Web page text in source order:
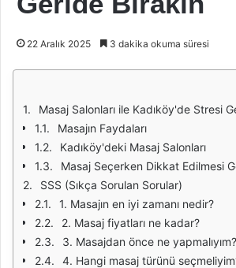
22 Aralık 2025 3 dakika okuma süresi
Masaj Salonları ile Kadıköy'de Stresi
Masajın Faydaları
Kadıköy'deki Masaj Salonları
Masaj Seçerken Dikkat Edilmesi
SSS (Sıkça Sorulan Sorular)
1. Masajın en iyi zamanı nedir?
2. Masaj fiyatları ne kadar?
3. Masajdan önce ne yapmalıyım?
4. Hangi masaj türünü